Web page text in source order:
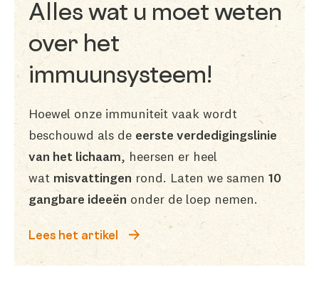
Alles wat u moet weten
over het
immuunsysteem!
Hoewel onze immuniteit vaak wordt
beschouwd als de eerste verdedigingslinie
van het lichaam, heersen er heel
wat misvattingen rond. Laten we samen 10
gangbare ideeën onder de loep nemen.
Lees het artikel